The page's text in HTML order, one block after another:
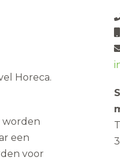
Horeca.
worden
een
voor